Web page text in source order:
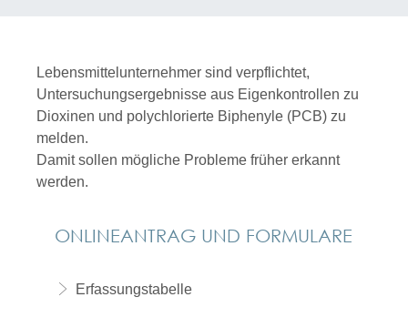
Lebensmittelunternehmer sind verpflichtet,
Untersuchungsergebnisse aus Eigenkontrollen zu
Dioxinen und polychlorierte Biphenyle (PCB) zu
melden.
Damit sollen mögliche Probleme früher erkannt
werden.
ONLINEANTRAG UND FORMULARE
Erfassungstabelle